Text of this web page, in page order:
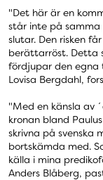
"Det här är en
står inte på
slutar. Den risken
berättarröst. Detta
fördjupar den egna
Lovisa Bergdahl,
"Med en känsla av
kronan bland
skrivna på svenska
bortskämda med.
källa i mina
Anders Blåberg,